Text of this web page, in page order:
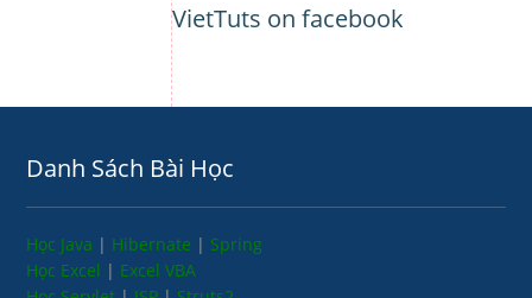
VietTuts on facebook
Danh Sách Bài Học
Học Java | Hibernate | Spring
Học Excel | Excel VBA